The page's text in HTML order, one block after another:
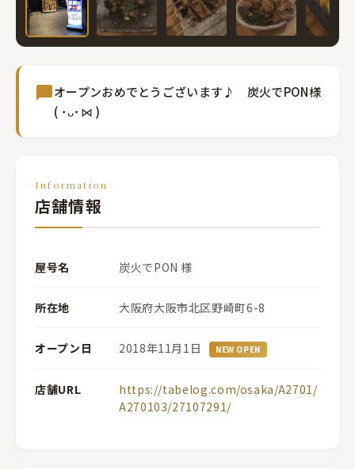
オープンおめでとうございます♪ 炭火でPON様
( ･ᴗ･⋈ )
Information
店舗情報
屋号名 炭火でPON 様
所在地 大阪府大阪市北区野崎町6-8
オープン日 2018年11月1日 NEW OPEN
店舗URL
https://tabelog.com/osaka/A2701/
A270103/27107291/